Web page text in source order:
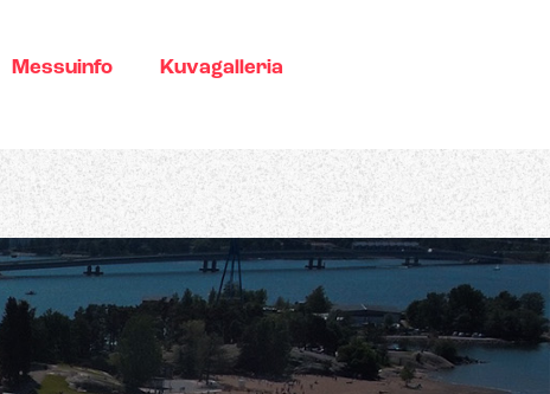
Messuinfo Kuvagalleria